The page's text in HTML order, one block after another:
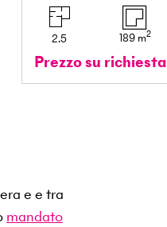
2.5 189 m2
Prezzo su richiesta
e e tra
mandato